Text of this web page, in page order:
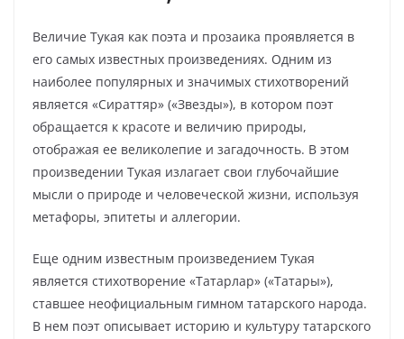
Величие Тукая как поэта и прозаика проявляется в
его самых известных произведениях. Одним из
наиболее популярных и значимых стихотворений
является «Сираттяр» («Звезды»), в котором поэт
обращается к красоте и величию природы,
отображая ее великолепие и загадочность. В этом
произведении Тукая излагает свои глубочайшие
мысли о природе и человеческой жизни, используя
метафоры, эпитеты и аллегории.
Еще одним известным произведением Тукая
является стихотворение «Татарлар» («Татары»),
ставшее неофициальным гимном татарского народа.
В нем поэт описывает историю и культуру татарского